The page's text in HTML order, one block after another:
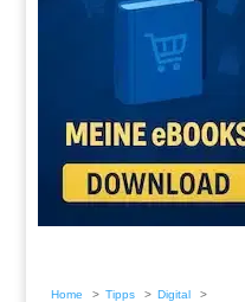
Home Tipps Digital